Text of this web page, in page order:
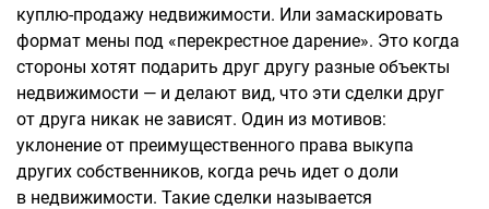
куплю-продажу недвижимости. Или замаскировать
формат мены под «перекрестное дарение». Это когда
стороны хотят подарить друг другу разные объекты
недвижимости — и делают вид, что эти сделки друг
от друга никак не зависят. Один из мотивов:
уклонение от преимущественного права выкупа
других собственников, когда речь идет о доли
в недвижимости. Такие сделки называется